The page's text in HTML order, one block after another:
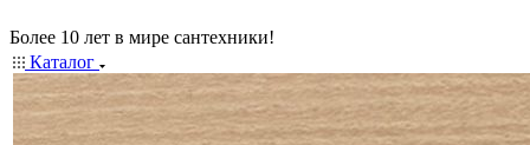
Более 10 лет в мире сантехники!
Каталог